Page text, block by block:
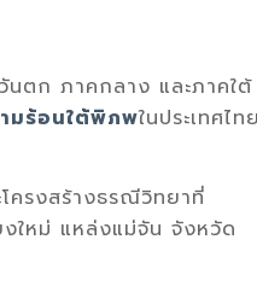
นตก ภาคกลาง และภาคใต้
มร้อนใต้พิภพในประเทศไท
ครงสร้างธรณีวิทยาที่
ใหม่ แหล่งแม่จัน จังหวัด